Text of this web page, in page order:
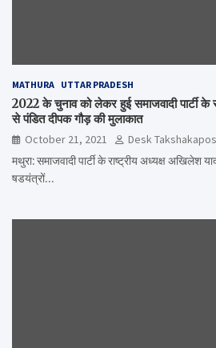
MATHURA UTTAR PRADESH
2022 के चुनाव को लेकर हुई समाजवादी पार्टी के
से पंडित दीपक गौड़ की मुलाकात
October 21, 2021
Desk
मथुरा: समाजवादी पार्टी के राष्ट्रीय अध्यक्ष अखिलेश
षडयंत्रों…